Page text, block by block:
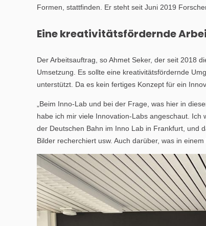
Formen, stattfinden. Er steht seit Juni 2019
Eine kreativitätsfördernde
Der Arbeitsauftrag, so Ahmet Seker, der seit 2018
Umsetzung. Es sollte eine kreativitätsfördernde
unterstützt. Da es kein fertiges Konzept für ein
„Beim Inno-Lab und bei der Frage, was hier in
habe ich mir viele Innovation-Labs angeschaut.
der Deutschen Bahn im Inno Lab in Frankfurt, und
Bilder recherchiert usw. Auch darüber, was in